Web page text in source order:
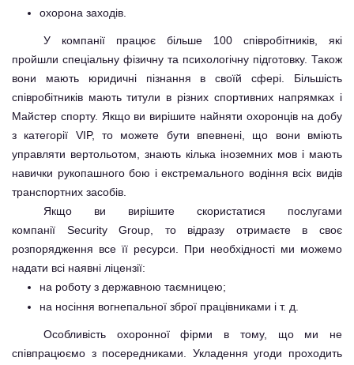
охорона заходів.
У компанії працює більше 100 співробітників, які
пройшли спеціальну фізичну та психологічну підготовку. Також
вони мають юридичні пізнання в своїй сфері. Більшість
співробітників мають титули в різних спортивних напрямках і
Майстер спорту. Якщо ви вирішите найняти охоронців на добу
з категорії VIP, то можете бути впевнені, що вони вміють
управляти вертольотом, знають кілька іноземних мов і мають
навички рукопашного бою і екстремального водіння всіх видів
транспортних засобів.
Якщо ви вирішите скористатися послугами
компанії Security Group , то відразу отримаєте в своє
розпорядження все її ресурси. При необхідності ми можемо
надати всі наявні ліцензії:
на роботу з державною таємницею;
на носіння вогнепальної зброї працівниками і т. д.
Особливість охоронної фірми в тому, що ми не
співпрацюємо з посередниками. Укладення угоди проходить